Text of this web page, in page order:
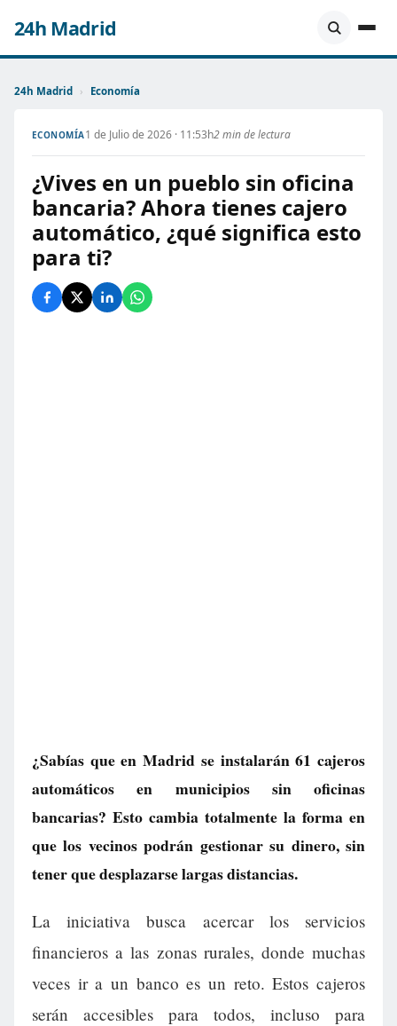
24h Madrid
24h Madrid › Economía
ECONOMÍA1 de Julio de 2026 · 11:53h2 min de lectura
¿Vives en un pueblo sin oficina
bancaria? Ahora tienes cajero
automático, ¿qué significa esto
para ti?
¿Sabías que en Madrid se instalarán 61 cajeros
automáticos en municipios sin oficinas
bancarias? Esto cambia totalmente la forma en
que los vecinos podrán gestionar su dinero, sin
tener que desplazarse largas distancias.
La iniciativa busca acercar los servicios
financieros a las zonas rurales, donde muchas
veces ir a un banco es un reto. Estos cajeros
serán accesibles para todos, incluso para